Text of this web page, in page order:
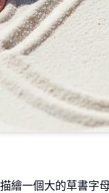
繪一個大的草書字